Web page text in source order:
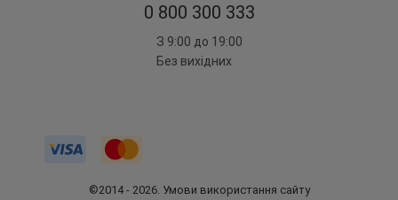
0 800 300 333
З 9:00 до 19:00
Без вихідних
©2014 - 2026. Умови використання сайту